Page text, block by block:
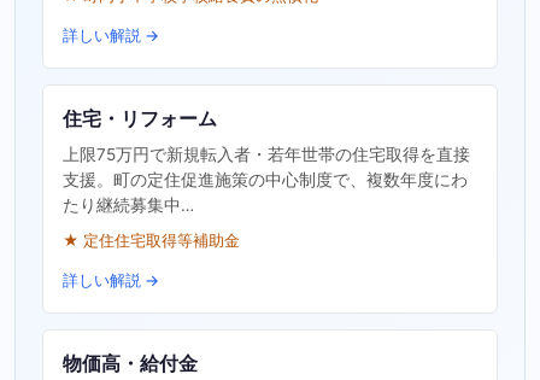
詳しい解説 →
住宅・リフォーム
上限75万円で新規転入者・若年世帯の住宅取得を直接
支援。町の定住促進施策の中心制度で、複数年度にわ
たり継続募集中…
★ 定住住宅取得等補助金
詳しい解説 →
物価高・給付金